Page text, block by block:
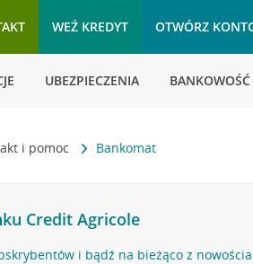
WEŹ KREDYT OTWÓRZ
UBEZPIECZENIA
i pomoc Bankomat
Credit Agricole
i bądź na bieżąco z